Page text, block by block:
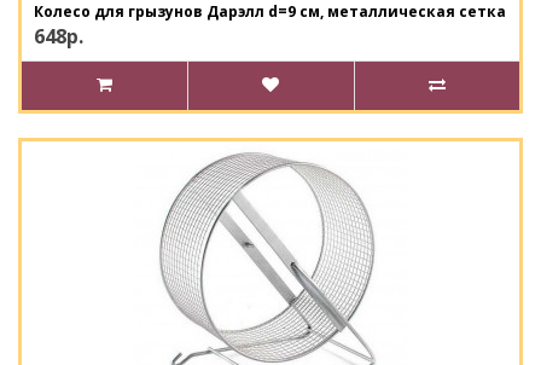
Колесо для грызунов Дарэлл d=9 см, металлическая сетка
648р.